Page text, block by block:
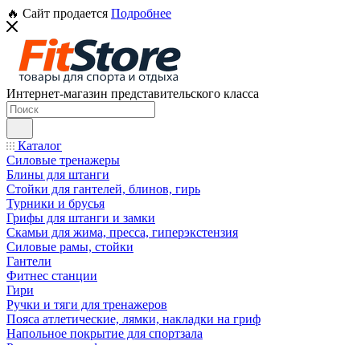
🔥 Сайт продается Подробнее
Интернет-магазин представительского класса
Каталог
Силовые тренажеры
Блины для штанги
Стойки для гантелей, блинов, гирь
Турники и брусья
Грифы для штанги и замки
Скамьи для жима, пресса, гиперэкстензия
Силовые рамы, стойки
Гантели
Фитнес станции
Гири
Ручки и тяги для тренажеров
Пояса атлетические, лямки, накладки на гриф
Напольное покрытие для спортзала